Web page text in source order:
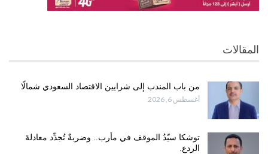
المقالات
من باب المندب إلى شرايين الاقتصاد السعودي شمالًا
أغسطس 6, 2026
توشكا سيّدُ الموقف في مأرب.. وضربةٌ تُجدِّد معادلةَ
الردع.